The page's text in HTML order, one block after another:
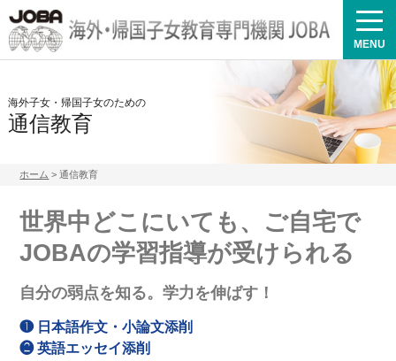
MENU
海外子女・帰国子女のための
通信教育
ホーム > 通信教育
世界中どこにいても、ご自宅で
JOBAの学習指導が受けられる
自分の弱点を知る。学力を伸ばす！
❶ 日本語作文・小論文添削
❷ 英語エッセイ添削